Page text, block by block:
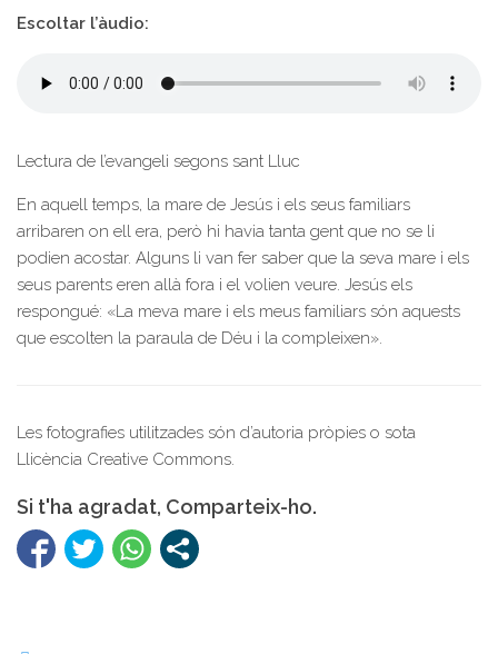
English
Escoltar l’àudio:
Lectura de l’evangeli segons sant Lluc
En aquell temps, la mare de Jesús i els seus familiars
arribaren on ell era, però hi havia tanta gent que no se li
podien acostar. Alguns li van fer saber que la seva mare i els
seus parents eren allà fora i el volien veure. Jesús els
respongué: «La meva mare i els meus familiars són aquests
que escolten la paraula de Déu i la compleixen».
Les fotografies utilitzades són d’autoria pròpies o sota
Llicència Creative Commons.
Si t'ha agradat, Comparteix-ho.